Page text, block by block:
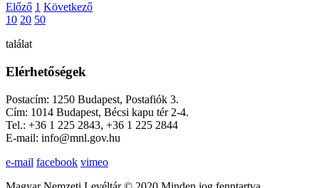
Előző 1 Következő
10 20 50
találat
Elérhetőségek
Postacím: 1250 Budapest, Postafiók 3.
Cím: 1014 Budapest, Bécsi kapu tér 2-4.
Tel.: +36 1 225 2843, +36 1 225 2844
E-mail: info@mnl.gov.hu
e-mail facebook vimeo